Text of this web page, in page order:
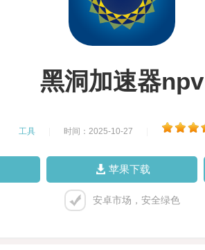
黑洞加速器npv
工具 时间：2025-10-27
苹果下载
安卓市场，安全绿色